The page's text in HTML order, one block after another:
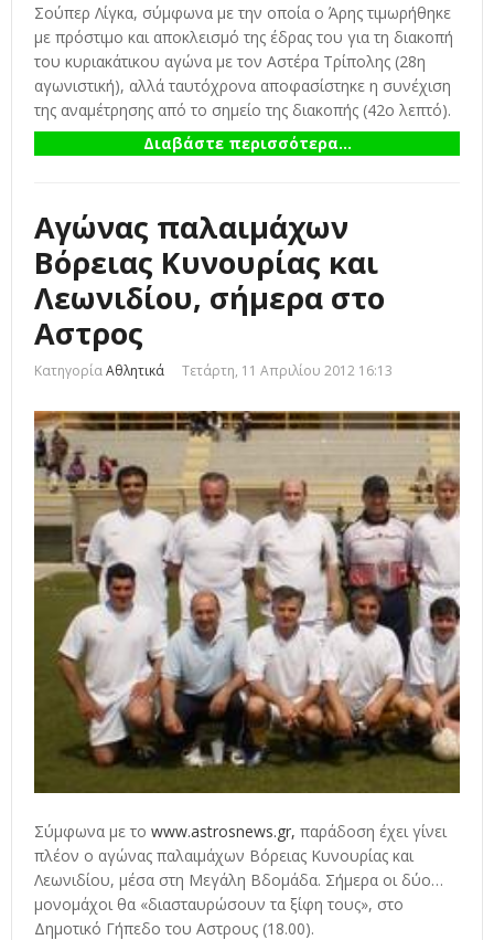
Σούπερ Λίγκα, σύμφωνα με την οποία ο Άρης τιμωρήθηκε
με πρόστιμο και αποκλεισμό της έδρας του για τη διακοπή
του κυριακάτικου αγώνα με τον Αστέρα Τρίπολης (28η
αγωνιστική), αλλά ταυτόχρονα αποφασίστηκε η συνέχιση
της αναμέτρησης από το σημείο της διακοπής (42ο λεπτό).
Διαβάστε περισσότερα...
Αγώνας παλαιμάχων
Βόρειας Κυνουρίας και
Λεωνιδίου, σήμερα στο
Αστρος
ΚατηγορίαΑθλητικά Τετάρτη, 11 Απριλίου 2012 16:13
Σύμφωνα με το www.astrosnews.gr, παράδοση έχει γίνει
πλέον o αγώνας παλαιμάχων Βόρειας Κυνουρίας και
Λεωνιδίου, μέσα στη Μεγάλη Βδομάδα. Σήμερα οι δύο…
μονομάχοι θα «διασταυρώσουν τα ξίφη τους», στο
Δημοτικό Γήπεδο του Αστρους (18.00).